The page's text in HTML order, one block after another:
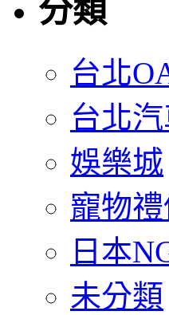
分類
台北
台北
娛樂城
寵物
日本
未分類